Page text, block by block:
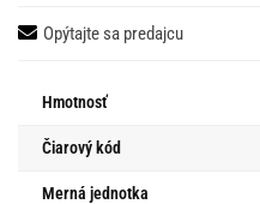
Opýtajte sa predajcu
Hmotnosť
Čiarový kód
Merná jednotka